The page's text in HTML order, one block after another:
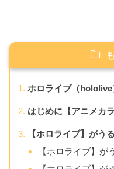
ホロライブ（hololive
はじめに【アニメカ
【ホロライブ】がう
【ホロライブ】が